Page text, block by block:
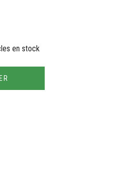
en stock